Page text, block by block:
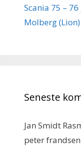
Scania 75 –
Molberg (Lion)
Seneste
Jan Smidt
peter frandsen